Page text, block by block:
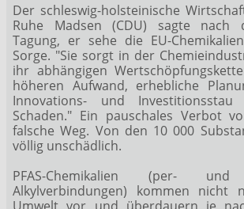
Der schleswig-holsteinische
Ruhe Madsen (CDU) sagte nach
Tagung, er sehe die EU-
Sorge. "Sie sorgt in der
ihr abhängigen
höheren Aufwand, erhebliche
Innovations- und
Schaden." Ein pauschales Verbot
falsche Weg. Von den 10 000
völlig unschädlich.
PFAS-Chemikalien (per- und
Alkylverbindungen) kommen nicht